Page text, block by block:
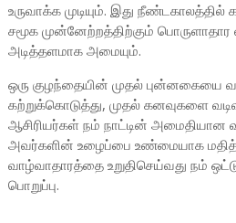
உருவாக்க முடியும். இது
சமூக முன்னேற்றத்திற்கும்
அடித்தளமாக அமையும்.
ஒரு குழந்தையின் முதல் புன்னகையை
கற்றுக்கொடுத்து, முதல் கனவுகளை
ஆசிரியர்கள் நம் நாட்டின் அமைதியான
அவர்களின் உழைப்பை உண்மையாக
வாழ்வாதாரத்தை உறுதிசெய்வது நம்
பொறுப்பு.